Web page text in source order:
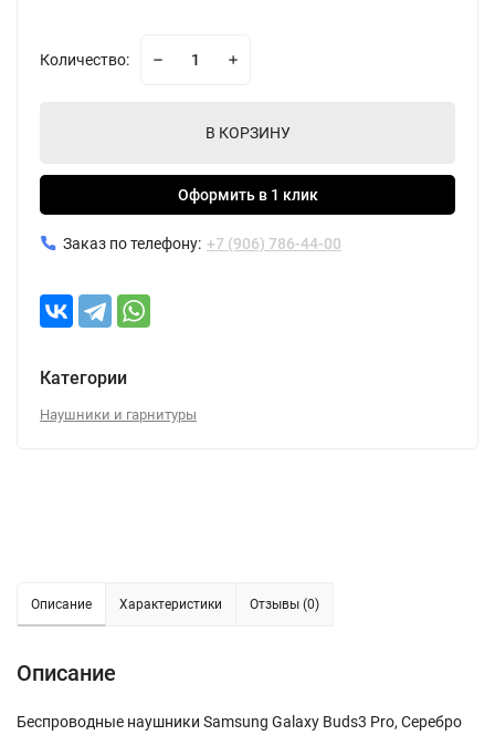
Количество:
В КОРЗИНУ
Оформить в 1 клик
Заказ по телефону: +7 (906) 786-44-00
Категории
Наушники и гарнитуры
Описание Характеристики Отзывы (0)
Описание
Беспроводные наушники Samsung Galaxy Buds3 Pro, Серебро